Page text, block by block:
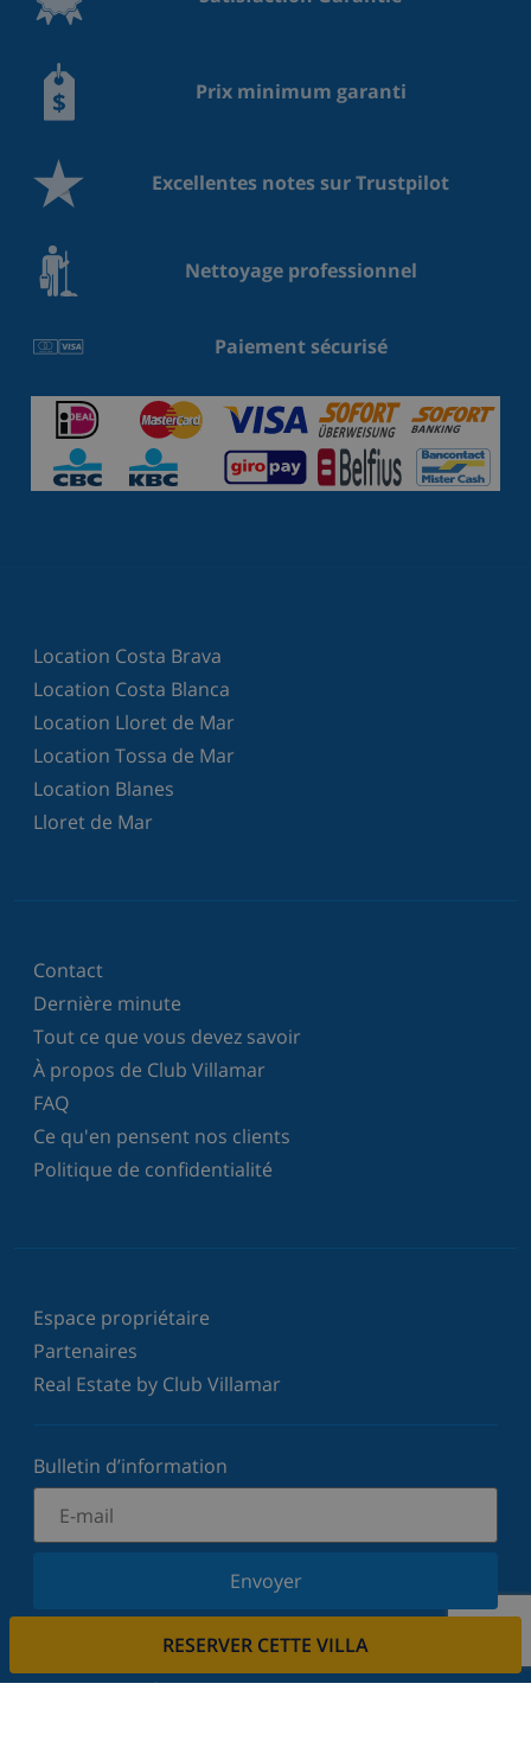
RESERVER CETTE VILLA
Prix minimum garanti
Excellentes notes sur Trustpilot
Nettoyage professionnel
Paiement sécurisé
Location Costa Brava
Location Costa Blanca
Location Lloret de Mar
Location Tossa de Mar
Location Blanes
Lloret de Mar
Contact
Dernière minute
Tout ce que vous devez savoir
À propos de Club Villamar
FAQ
Ce qu'en pensent nos clients
Politique de confidentialité
Espace propriétaire
Partenaires
Real Estate by Club Villamar
Bulletin d’information
Envoyer
Inscrivez-vous à notre newsletter et restez informé
votre vie privée.